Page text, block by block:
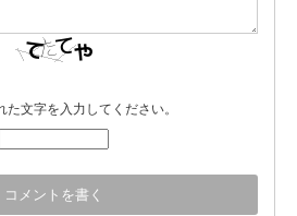
た文字を入力してください。